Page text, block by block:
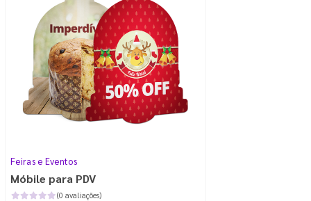
Feiras e Eventos
Móbile para PDV
(0 avaliações)